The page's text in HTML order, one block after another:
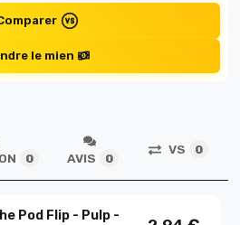
le mien
0 AVIS 0
VS 0
Pod Flip - Pulp -